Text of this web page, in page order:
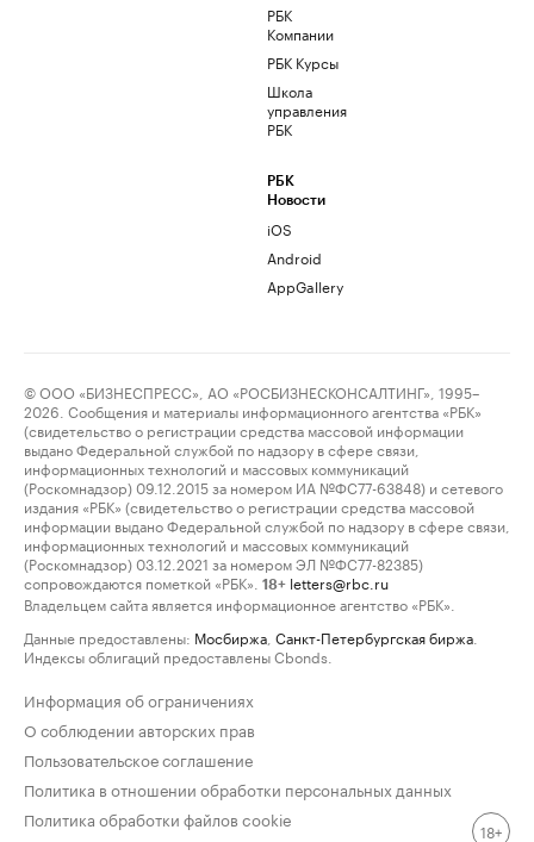
РБК
Компании
РБК Курсы
Школа
управления
РБК
РБК
Новости
iOS
Android
AppGallery
© ООО «БИЗНЕСПРЕСС», АО «РОСБИЗНЕСКОНСАЛТИНГ», 1995–
2026. Сообщения и материалы информационного агентства «РБК»
(свидетельство о регистрации средства массовой информации
выдано Федеральной службой по надзору в сфере связи,
информационных технологий и массовых коммуникаций
(Роскомнадзор) 09.12.2015 за номером ИА №ФС77-63848) и сетевого
издания «РБК» (свидетельство о регистрации средства массовой
информации выдано Федеральной службой по надзору в сфере связи,
информационных технологий и массовых коммуникаций
(Роскомнадзор) 03.12.2021 за номером ЭЛ №ФС77-82385)
сопровождаются пометкой «РБК».
18+ letters@rbc.ru
Владельцем сайта является информационное агентство «РБК».
Данные предоставлены: Мосбиржа Санкт-Петербургская биржа
Индексы облигаций предоставлены Cbonds.
Информация об ограничениях
О соблюдении авторских прав
Пользовательское соглашение
Политика в отношении обработки персональных данных
Политика обработки файлов cookie
18+